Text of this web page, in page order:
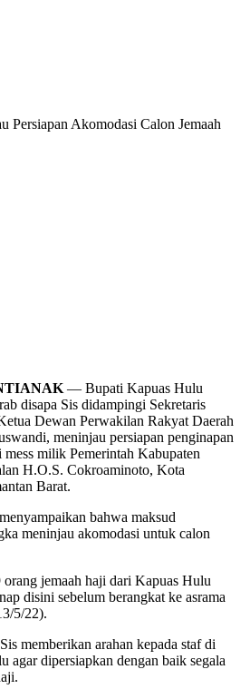
Persiapan Akomodasi Calon Jemaah
— Bupati Kapuas Hulu
disapa Sis didampingi Sekretaris
Dewan Perwakilan Rakyat Daerah
meninjau persiapan penginapan
milik Pemerintah Kabupaten
H.O.S. Cokroaminoto, Kota
Barat.
bahwa maksud
meninjau akomodasi untuk calon
jemaah haji dari Kapuas Hulu
disini sebelum berangkat ke asrama
5/22).
memberikan arahan kepada staf di
agar dipersiapkan dengan baik segala